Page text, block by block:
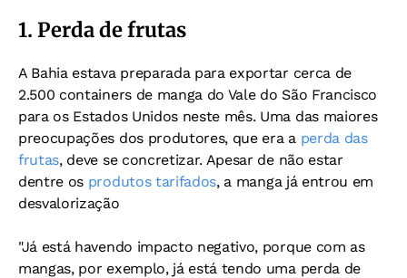
1. Perda de frutas
A Bahia estava preparada para exportar cerca de
2.500 containers de manga do Vale do São Francisco
para os Estados Unidos neste mês. Uma das maiores
preocupações dos produtores, que era a perda das
frutas, deve se concretizar. Apesar de não estar
dentre os produtos tarifados, a manga já entrou em
desvalorização
"Já está havendo impacto negativo, porque com as
mangas, por exemplo, já está tendo uma perda de